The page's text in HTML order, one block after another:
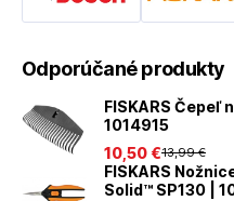
Odporúčané produkty
FISKARS Čepeľ
1014915
13,99 €
10 ,50 €
FISKARS
Solid™ SP130 |